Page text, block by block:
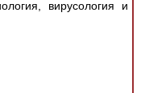
вирусология и